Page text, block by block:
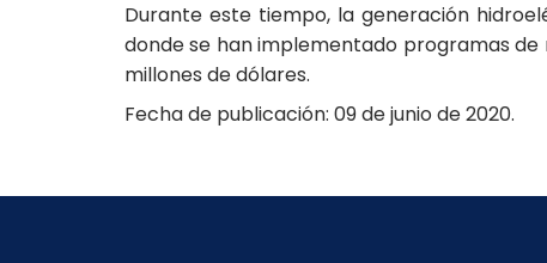
Durante este tiempo, la generación
donde se han implementado programas
millones de dólares.
Fecha de publicación: 09 de junio de 2020.